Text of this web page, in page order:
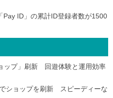
Pay ID」の累計ID登録者数が1500
ップ」刷新 回遊体験と運用効率
ショップを刷新 スピーディーな